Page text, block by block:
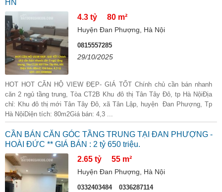
HN
4.3 tỷ
80 m²
Huyện Đan Phượng, Hà Nội
0815557285
29/10/2025
HOT HOT CĂN HỘ VIEW ĐẸP- GIÁ TỐT Chính chủ cần bán nhanh
căn 2 ngủ tầng trung, Tòa CT2B Khu đô thị Tân Tây Đô, tp Hà NộiĐịa
chỉ: Khu đô thị mới Tân Tây Đô, xã Tân Lập, huyện Đan Phượng, Tp
Hà NộiDiện tích: 80m2Giá bán: 4,3 ...
CẦN BÁN CĂN GÓC TẦNG TRUNG TẠI ĐAN PHƯỢNG -
HOÀI ĐỨC ** GIÁ BÁN : 2 tỷ 650 triệu.
2.65 tỷ
55 m²
Huyện Đan Phượng, Hà Nội
0332403484 0336287114